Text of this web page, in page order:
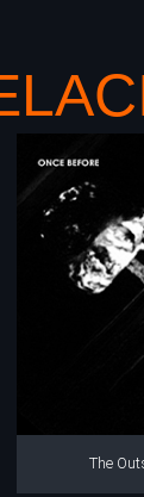
The